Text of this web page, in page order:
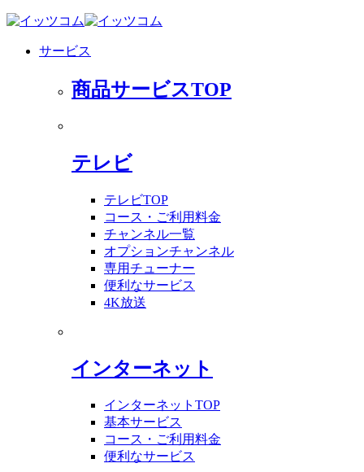
サービス
商品サービスTOP
テレビ
テレビTOP
コース・ご利用料金
チャンネル一覧
オプションチャンネル
専用チューナー
便利なサービス
4K放送
インターネット
インターネットTOP
基本サービス
コース・ご利用料金
便利なサービス